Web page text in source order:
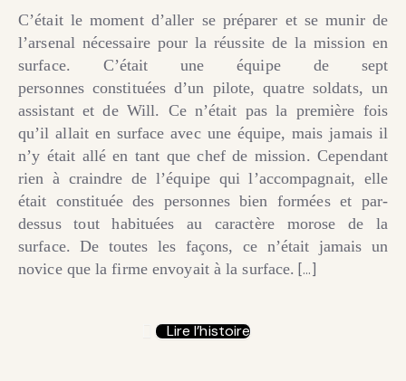
C’était le moment d’aller se préparer et se munir de
l’arsenal nécessaire pour la réussite de la mission en
surface. C’était une équipe de sept
personnes constituées d’un pilote, quatre soldats, un
assistant et de Will. Ce n’était pas la première fois
qu’il allait en surface avec une équipe, mais jamais il
n’y était allé en tant que chef de mission. Cependant
rien à craindre de l’équipe qui l’accompagnait, elle
était constituée des personnes bien formées et par-
dessus tout habituées au caractère morose de la
surface. De toutes les façons, ce n’était jamais un
novice que la firme envoyait à la surface. […]
Lire l’histoire